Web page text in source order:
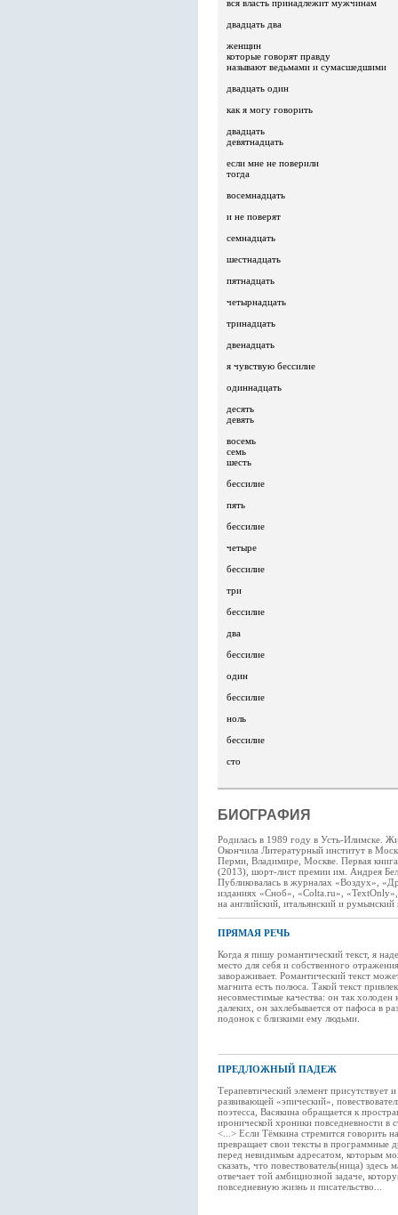
вся власть принадлежит мужчинам
двадцать два
женщин
которые говорят правду
называют ведьмами и сумасшедшими
двадцать один
как я могу говорить
двадцать
девятнадцать
если мне не поверили
тогда
восемнадцать
и не поверят
семнадцать
шестнадцать
пятнадцать
четырнадцать
тринадцать
двенадцать
я чувствую бессилие
одиннадцать
десять
девять
восемь
семь
шесть
бессилие
пять
бессилие
четыре
бессилие
три
бессилие
два
бессилие
один
бессилие
ноль
бессилие
сто
БИОГРАФИЯ
Родилась в 1989 году в Усть-Илимске.
Окончила Литературный институт в
Перми, Владимире, Москве. Первая
(2013), шорт-лист премии им. Андрея
Публиковалась в журналах «Воздух»,
изданиях «Сноб», «Colta.ru»,
на английский, итальянский и румынский
ПРЯМАЯ РЕЧЬ
Когда я пишу романтический текст, я
место для себя и собственного
завораживает. Романтический текст
магнита есть полюса. Такой текст
несовместимые качества: он так
далеких, он захлебывается от пафоса в
подонок с близкими ему людьми.
ПРЕДЛОЖНЫЙ ПАДЕЖ
Терапевтический элемент присутствует
развивающей «эпический»,
поэтесса, Васякина обращается к
иронической хроники повседневности в
<...> Если Тёмкина стремится говорить
превращает свои тексты в программные
перед невидимым адресатом, которым
сказать, что повествователь(ница)
отвечает той амбициозной задаче,
повседневную жизнь и писательство...